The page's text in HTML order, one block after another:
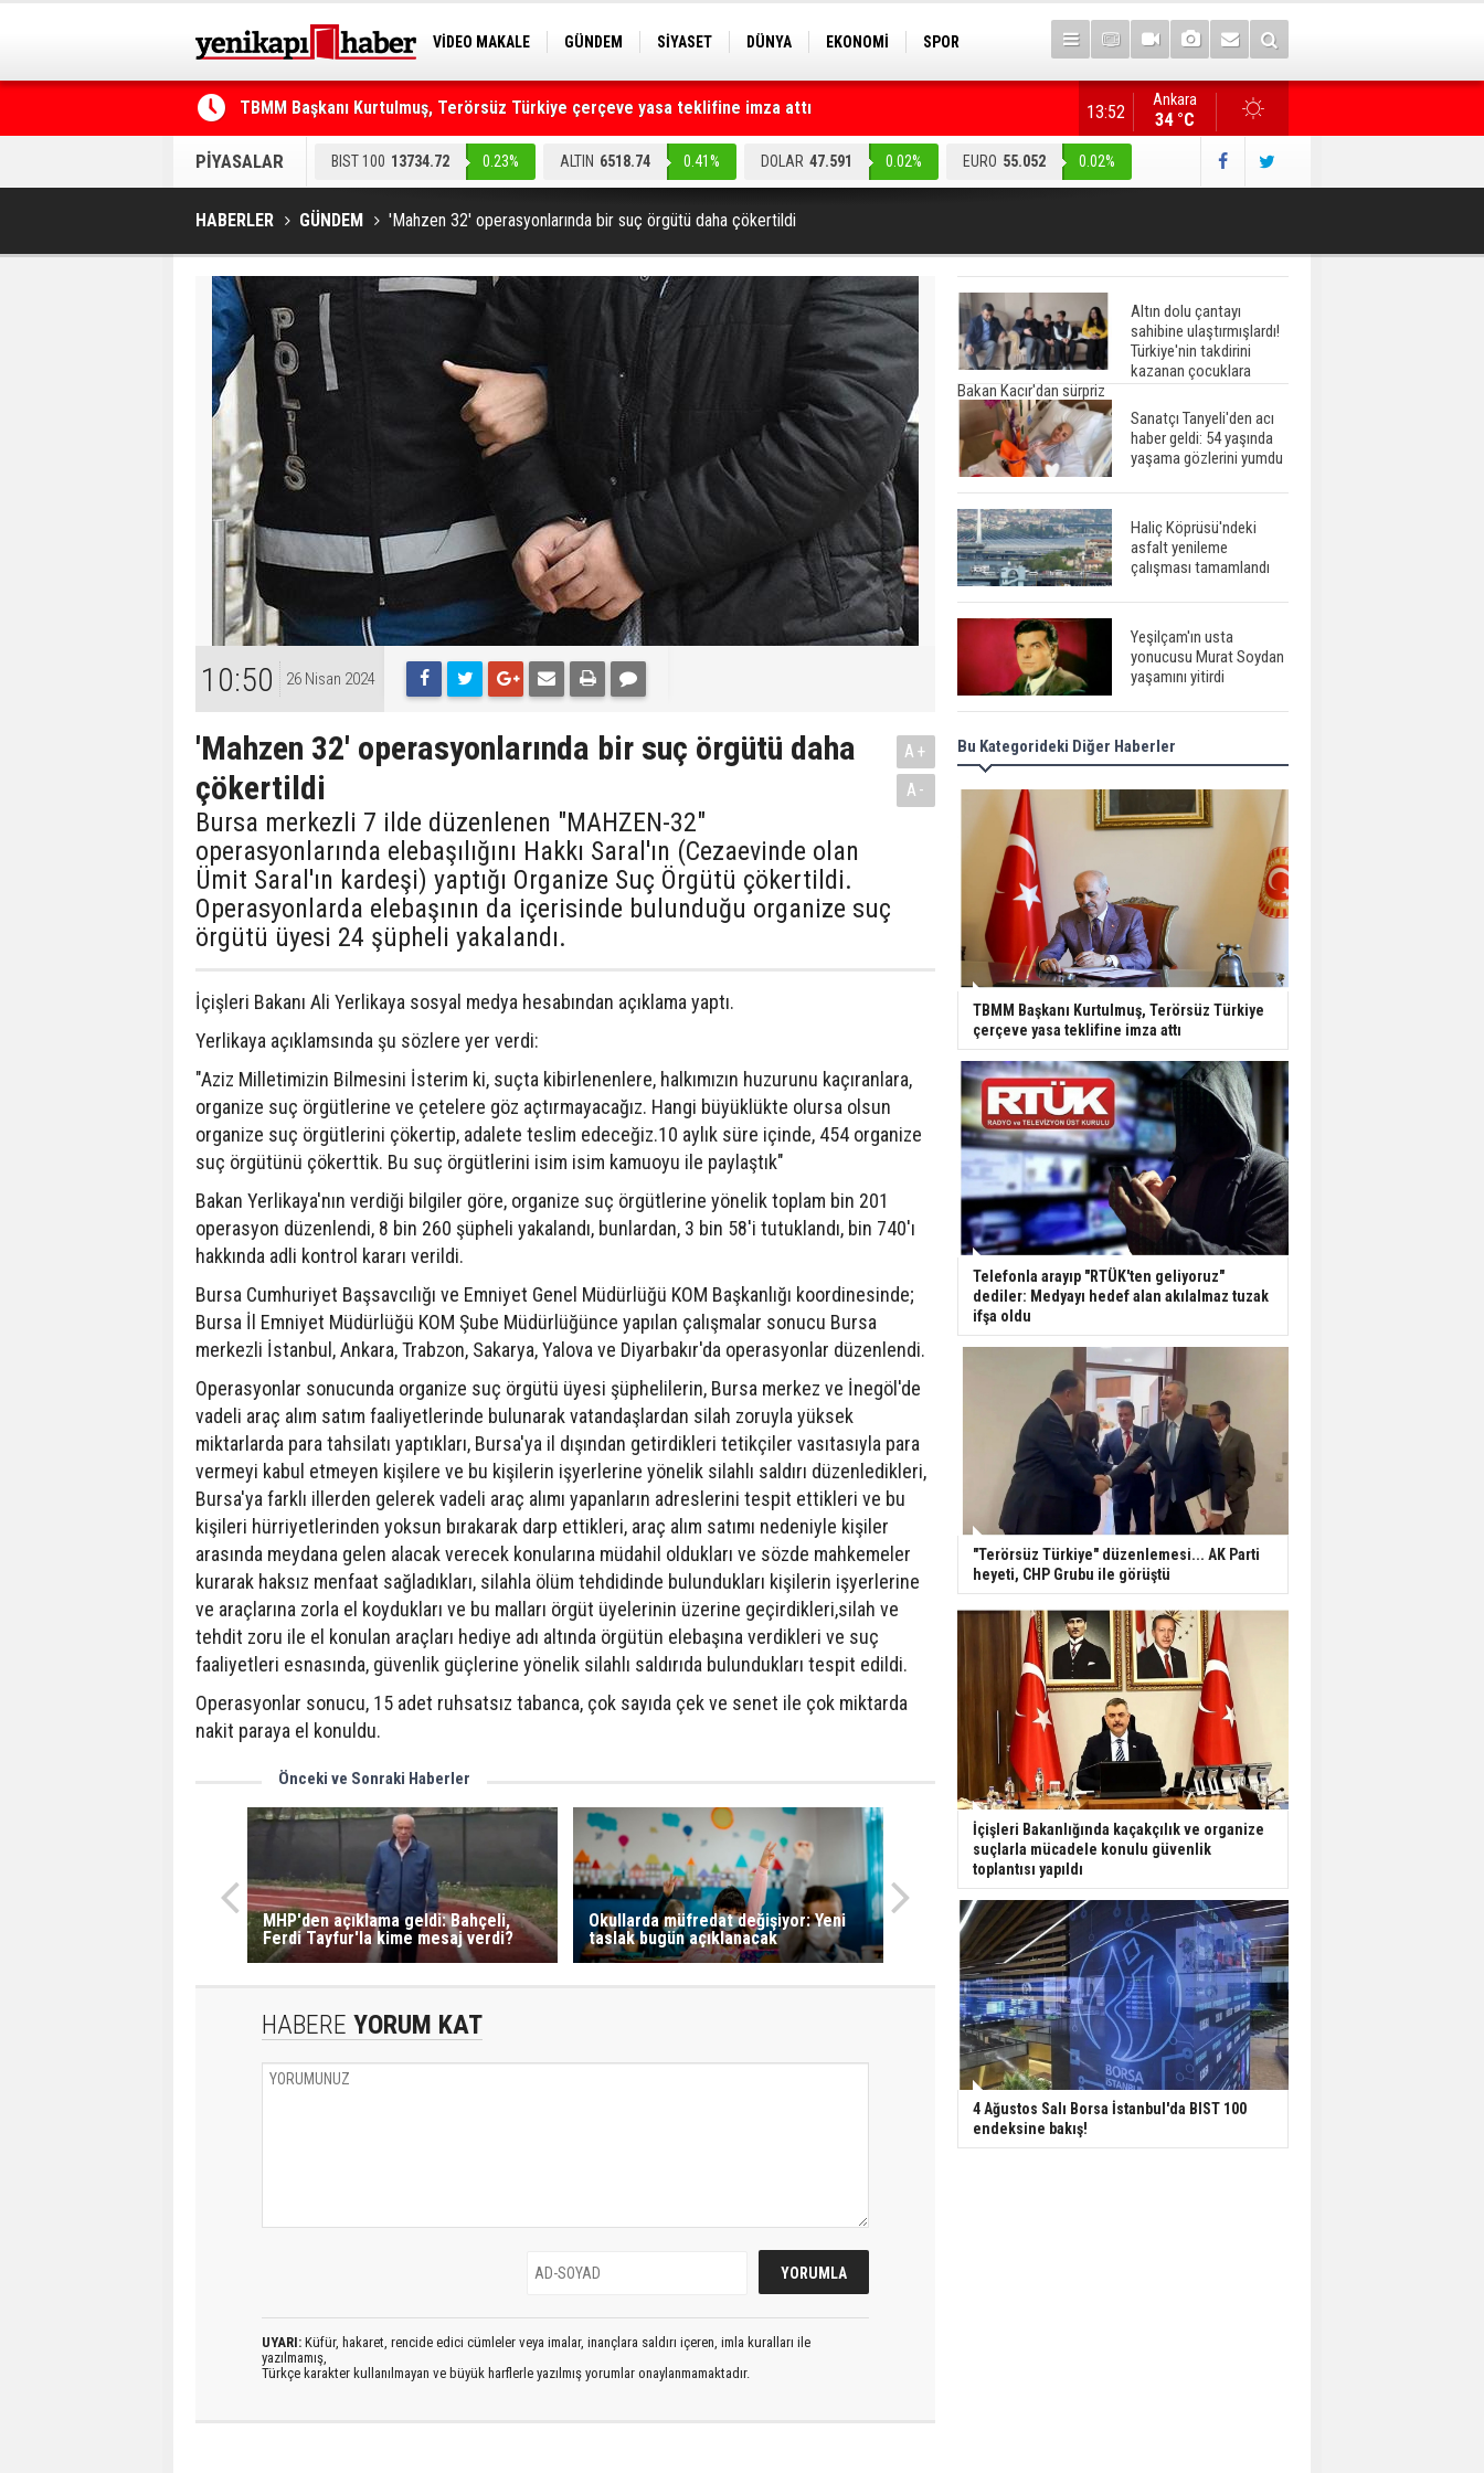
VİDEO MAKALE GÜNDEM SİYASET DÜNYA EKONOMİ
SPOR
TBMM Başkanı Kurtulmuş, Terörsüz Türkiye çerçeve yasa teklifine imza attı
Telefonla arayıp "RTÜK'ten geliyoruz" dediler: Medyayı hedef alan akılalmaz tuzak ifşa oldu
"Terörsüz Türkiye" düzenlemesi... AK Parti heyeti,
Ankara
34 °C
13:52
PİYASALAR BIST 100 13734.72 0.23% ALTIN 6518.74 0.41% DOLAR 47.591 0.02% EURO 55.052 0.02%
HABERLER GÜNDEM 'Mahzen 32' operasyonlarında bir suç örgütü daha çökertildi
10:50 26 Nisan 2024
'Mahzen 32' operasyonlarında bir suç örgütü daha
çökertildi
Bursa merkezli 7 ilde düzenlenen "MAHZEN-32"
operasyonlarında elebaşılığını Hakkı Saral'ın (Cezaevinde olan
Ümit Saral'ın kardeşi) yaptığı Organize Suç Örgütü çökertildi.
Operasyonlarda elebaşının da içerisinde bulunduğu organize suç
örgütü üyesi 24 şüpheli yakalandı.
A+
A-
İçişleri Bakanı Ali Yerlikaya sosyal medya hesabından açıklama yaptı.
Yerlikaya açıklamsında şu sözlere yer verdi:
"Aziz Milletimizin Bilmesini İsterim ki, suçta kibirlenenlere, halkımızın huzurunu kaçıranlara,
organize suç örgütlerine ve çetelere göz açtırmayacağız. Hangi büyüklükte olursa olsun
organize suç örgütlerini çökertip, adalete teslim edeceğiz.10 aylık süre içinde, 454 organize
suç örgütünü çökerttik. Bu suç örgütlerini isim isim kamuoyu ile paylaştık"
Bakan Yerlikaya'nın verdiği bilgiler göre, organize suç örgütlerine yönelik toplam bin 201
operasyon düzenlendi, 8 bin 260 şüpheli yakalandı, bunlardan, 3 bin 58'i tutuklandı, bin 740'ı
hakkında adli kontrol kararı verildi.
Bursa Cumhuriyet Başsavcılığı ve Emniyet Genel Müdürlüğü KOM Başkanlığı koordinesinde;
Bursa İl Emniyet Müdürlüğü KOM Şube Müdürlüğünce yapılan çalışmalar sonucu Bursa
merkezli İstanbul, Ankara, Trabzon, Sakarya, Yalova ve Diyarbakır'da operasyonlar düzenlendi.
Operasyonlar sonucunda organize suç örgütü üyesi şüphelilerin, Bursa merkez ve İnegöl'de
vadeli araç alım satım faaliyetlerinde bulunarak vatandaşlardan silah zoruyla yüksek
miktarlarda para tahsilatı yaptıkları, Bursa'ya il dışından getirdikleri tetikçiler vasıtasıyla para
vermeyi kabul etmeyen kişilere ve bu kişilerin işyerlerine yönelik silahlı saldırı düzenledikleri,
Bursa'ya farklı illerden gelerek vadeli araç alımı yapanların adreslerini tespit ettikleri ve bu
kişileri hürriyetlerinden yoksun bırakarak darp ettikleri, araç alım satımı nedeniyle kişiler
arasında meydana gelen alacak verecek konularına müdahil oldukları ve sözde mahkemeler
kurarak haksız menfaat sağladıkları, silahla ölüm tehdidinde bulundukları kişilerin işyerlerine
ve araçlarına zorla el koydukları ve bu malları örgüt üyelerinin üzerine geçirdikleri,silah ve
tehdit zoru ile el konulan araçları hediye adı altında örgütün elebaşına verdikleri ve suç
faaliyetleri esnasında, güvenlik güçlerine yönelik silahlı saldırıda bulundukları tespit edildi.
Operasyonlar sonucu, 15 adet ruhsatsız tabanca, çok sayıda çek ve senet ile çok miktarda
nakit paraya el konuldu.
Önceki ve Sonraki Haberler
MHP'den açıklama geldi: Bahçeli,
Ferdi Tayfur'la kime mesaj verdi?
Okullarda müfredat değişiyor: Yeni
taslak bugün açıklanacak
HABERE YORUM KAT
UYARI: Küfür, hakaret, rencide edici cümleler veya imalar, inançlara saldırı içeren, imla kuralları ile
yazılmamış,
Türkçe karakter kullanılmayan ve büyük harflerle yazılmış yorumlar onaylanmamaktadır.
Altın dolu çantayı
sahibine ulaştırmışlardı!
Türkiye'nin takdirini
kazanan çocuklara
Bakan Kacır'dan sürpriz
Sanatçı Tanyeli'den acı
haber geldi: 54 yaşında
yaşama gözlerini yumdu
Haliç Köprüsü'ndeki
asfalt yenileme
çalışması tamamlandı
Yeşilçam'ın usta
yonucusu Murat Soydan
yaşamını yitirdi
Meral Akşener ile
Müsavat Dervişoğlu
cenazede görüntülendi
29 Mayıs okullar tatil mi?
Bilim kurgu
gerçekleşiyor...
Dondurulmuş insanları
hayata döndürecek keşif
Ünlü türkücü Mahmut
Tuncer estetik
operasyon geçirdi: Son
hali gündem oldu
Yerli turist 229,7 milyar
lira seyahat harcaması
yaptı
Gazze'deki Sağlık
Vahşetin pençesinde 2
salgın vaka tespit edildi
Bu Kategorideki Diğer Haberler
TBMM Başkanı Kurtulmuş, Terörsüz Türkiye
çerçeve yasa teklifine imza attı
Telefonla arayıp "RTÜK'ten geliyoruz"
dediler: Medyayı hedef alan akılalmaz tuzak
ifşa oldu
"Terörsüz Türkiye" düzenlemesi... AK Parti
heyeti, CHP Grubu ile görüştü
İçişleri Bakanlığında kaçakçılık ve organize
suçlarla mücadele konulu güvenlik
toplantısı yapıldı
4 Ağustos Salı Borsa İstanbul'da BIST 100
endeksine bakış!